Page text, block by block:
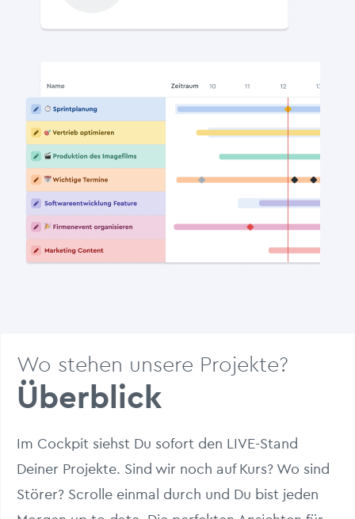
Wo stehen unsere Projekte?
Überblick
Im Cockpit siehst Du sofort den LIVE-Stand
Deiner Projekte. Sind wir noch auf Kurs? Wo sind
Störer? Scrolle einmal durch und Du bist jeden